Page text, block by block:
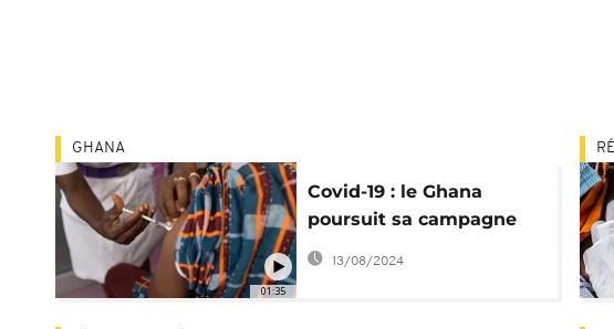
01:35
GHANA
Covid-19 : le Ghana
poursuit sa campagne
communautaire de
vaccination
13/08/2024